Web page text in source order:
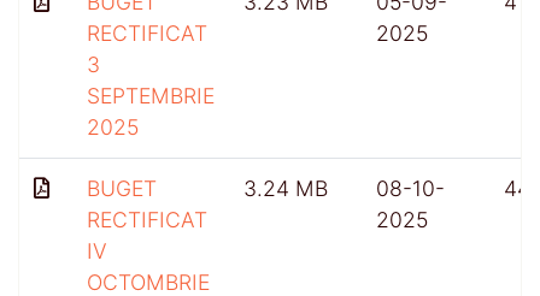
RECTIFICAT
3
SEPTEMBRIE
2025
2025
BUGET
RECTIFICAT
IV
OCTOMBRIE
3.24 MB
08-10-
2025
441